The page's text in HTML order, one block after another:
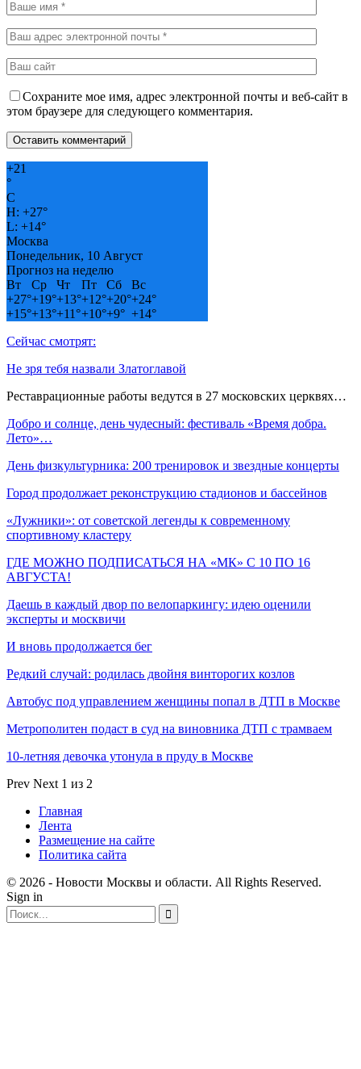
Сохраните мое имя, адрес электронной почты и веб-сайт в
этом браузере для следующего комментария.
+21
°
C
H: +27°
L: +14°
Москва
Понедельник, 10 Август
Прогноз на неделю
Вт
Ср Чт Пт Сб
Вс
+27°+19°+13°+12°+20°+24°
+15°+13°+11°+10°+9° +14°
Сейчас смотрят:
Не зря тебя назвали Златоглавой
Реставрационные работы ведутся в 27 московских церквях…
Добро и солнце, день чудесный: фестиваль «Время добра.
Лето»…
День физкультурника: 200 тренировок и звездные концерты
Город продолжает реконструкцию стадионов и бассейнов
«Лужники»: от советской легенды к современному
спортивному кластеру
ГДЕ МОЖНО ПОДПИСАТЬСЯ НА «МК» С 10 ПО 16
АВГУСТА!
Даешь в каждый двор по велопаркингу: идею оценили
эксперты и москвичи
И вновь продолжается бег
Редкий случай: родилась двойня винторогих козлов
Автобус под управлением женщины попал в ДТП в Москве
Метрополитен подаст в суд на виновника ДТП с трамваем
10-летняя девочка утонула в пруду в Москве
Prev Next 1 из 2
Главная
Лента
Размещение на сайте
Политика сайта
© 2026 - Новости Москвы и области. All Rights Reserved.
Sign in